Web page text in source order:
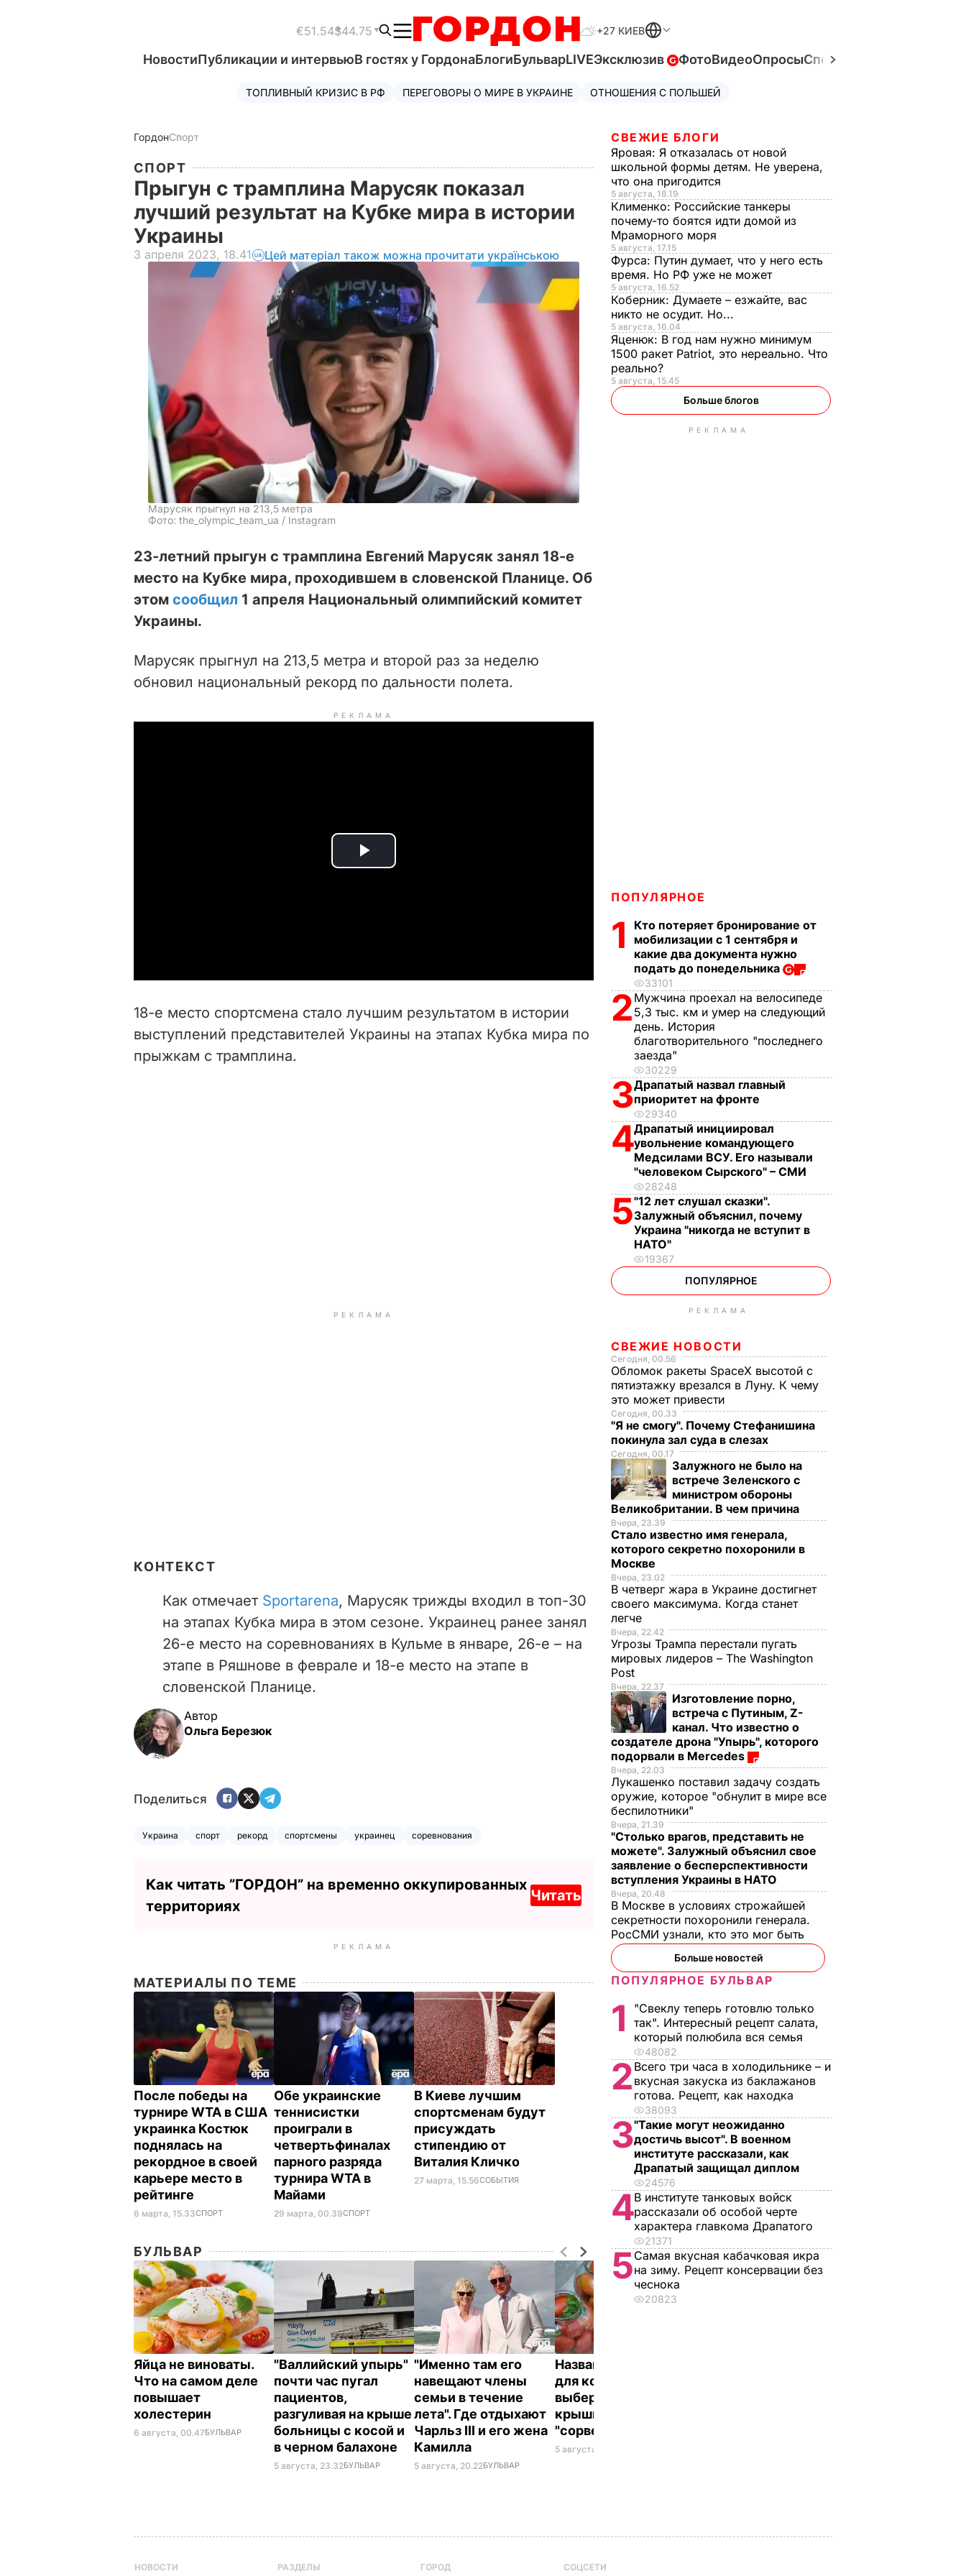
€51.54$44.75 +27 КИЕВ
НовостиПубликации и интервьюВ гостях у ГордонаБлогиБульварLIVEЭксклюзив ФотоВидеоОпросыСпецпроекты
ТОПЛИВНЫЙ КРИЗИС В РФ ПЕРЕГОВОРЫ О МИРЕ В УКРАИНЕ ОТНОШЕНИЯ С ПОЛЬШЕЙ
ГордонСпорт
СПОРТ
Прыгун с трамплина Марусяк показал
лучший результат на Кубке мира в истории
Украины
3 апреля 2023, 18.41 Цей матеріал також можна прочитати українською
Марусяк прыгнул на 213,5 метра
Фото: the_olympic_team_ua / Instagram
23-летний прыгун с трамплина Евгений Марусяк занял 18-е
место на Кубке мира, проходившем в словенской Планице. Об
этом сообщил 1 апреля Национальный олимпийский комитет
Украины.
Марусяк прыгнул на 213,5 метра и второй раз за неделю
обновил национальный рекорд по дальности полета.
РЕКЛАМА
P
i
18-е место спортсмена стало лучшим результатом в истории
выступлений представителей Украины на этапах Кубка мира по
прыжкам с трамплина.
РЕКЛАМА
КОНТЕКСТ
Как отмечает Sportarena, Марусяк трижды входил в топ-30
на этапах Кубка мира в этом сезоне. Украинец ранее занял
26-е место на соревнованиях в Кульме в январе, 26-е – на
этапе в Ряшнове в феврале и 18-е место на этапе в
словенской Планице.
Автор
Ольга Березюк
Поделиться
Украина спорт рекорд спортсмены украинец соревнования
Как читать ”ГОРДОН” на временно оккупированных
территориях
Читать
РЕКЛАМА
МАТЕРИАЛЫ ПО ТЕМЕ
После победы на
турнире WTA в США
украинка Костюк
поднялась на
рекордное в своей
карьере место в
рейтинге
6 марта, 15.33СПОРТ
Обе украинские
теннисистки
проиграли в
четвертьфиналах
парного разряда
турнира WTA в
Майами
29 марта, 00.39СПОРТ
В Киеве лучшим
спортсменам будут
присуждать
стипендию от
Виталия Кличко
27 марта, 15.56СОБЫТИЯ
БУЛЬВАР
Яйца не виноваты.
Что на самом деле
повышает
холестерин
6 августа, 00.47БУЛЬВАР
"Валлийский упырь"
почти час пугал
пациентов,
разгуливая на крыше
больницы с косой и
в черном балахоне
5 августа, 23.32БУЛЬВАР
"Именно там его
навещают члены
семьи в течение
лета". Где отдыхают
Чарльз III и его жена
Камилла
5 августа, 20.22БУЛЬВАР
Названа лучшая соль
для консервации,
выберите ее – и
крышки на банках не
"сорвет"
5 августа, 19.34
СВЕЖИЕ БЛОГИ
Яровая: Я отказалась от новой
школьной формы детям. Не уверена,
что она пригодится
5 августа, 18.19
Клименко: Российские танкеры
почему-то боятся идти домой из
Мраморного моря
5 августа, 17.15
Фурса: Путин думает, что у него есть
время. Но РФ уже не может
5 августа, 16.52
Коберник: Думаете – езжайте, вас
никто не осудит. Но...
5 августа, 16.04
Яценюк: В год нам нужно минимум
1500 ракет Patriot, это нереально. Что
реально?
5 августа, 15.45
Больше блогов
РЕКЛАМА
ПОПУЛЯРНОЕ
1
Кто потеряет бронирование от
мобилизации с 1 сентября и
какие два документа нужно
подать до понедельника
33101
2 Мужчина проехал на велосипеде
5,3 тыс. км и умер на следующий
день. История
благотворительного "последнего
заезда"
30229
3Драпатый назвал главный
приоритет на фронте
29340
4Драпатый инициировал
увольнение командующего
Медсилами ВСУ. Его называли
"человеком Сырского" – СМИ
28248
5"12 лет слушал сказки".
Залужный объяснил, почему
Украина "никогда не вступит в
НАТО"
19367
ПОПУЛЯРНОЕ
РЕКЛАМА
СВЕЖИЕ НОВОСТИ
Сегодня, 00.56
Обломок ракеты SpaceX высотой с
пятиэтажку врезался в Луну. К чему
это может привести
Сегодня, 00.33
"Я не смогу". Почему Стефанишина
покинула зал суда в слезах
Сегодня, 00.17
Залужного не было на
встрече Зеленского с
министром обороны
Великобритании. В чем причина
Вчера, 23.39
Стало известно имя генерала,
которого секретно похоронили в
Москве
Вчера, 23.02
В четверг жара в Украине достигнет
своего максимума. Когда станет
легче
Вчера, 22.42
Угрозы Трампа перестали пугать
мировых лидеров – The Washington
Post
Вчера, 22.37
Изготовление порно,
встреча с Путиным, Z-
канал. Что известно о
создателе дрона "Упырь", которого
подорвали в Mercedes
Вчера, 22.03
Лукашенко поставил задачу создать
оружие, которое "обнулит в мире все
беспилотники"
Вчера, 21.39
"Столько врагов, представить не
можете". Залужный объяснил свое
заявление о бесперспективности
вступления Украины в НАТО
Вчера, 20.48
В Москве в условиях строжайшей
секретности похоронили генерала.
РосСМИ узнали, кто это мог быть
Больше новостей
ПОПУЛЯРНОЕ БУЛЬВАР
1
"Свеклу теперь готовлю только
так". Интересный рецепт салата,
который полюбила вся семья
48082
2 Всего три часа в холодильнике – и
вкусная закуска из баклажанов
готова. Рецепт, как находка
38093
3"Такие могут неожиданно
достичь высот". В военном
институте рассказали, как
Драпатый защищал диплом
24576
4В институте танковых войск
рассказали об особой черте
характера главкома Драпатого
21371
5Самая вкусная кабачковая икра
на зиму. Рецепт консервации без
чеснока
20823
НОВОСТИ РАЗДЕЛЫ ГОРОД СОЦСЕТИ